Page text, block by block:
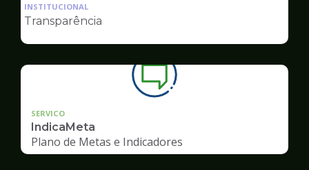
Ouvidoria
INSTITUCIONAL
Transparência
SERVICO
IndicaMeta
Plano de Metas e Indicadores